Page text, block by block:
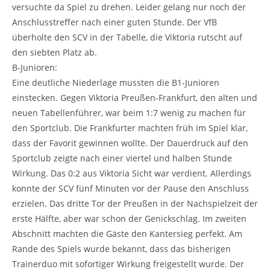
versuchte da Spiel zu drehen. Leider gelang nur noch der
Anschlusstreffer nach einer guten Stunde. Der VfB
überholte den SCV in der Tabelle, die Viktoria rutscht auf
den siebten Platz ab.
B-Junioren:
Eine deutliche Niederlage mussten die B1-Junioren
einstecken. Gegen Viktoria Preußen-Frankfurt, den alten und
neuen Tabellenführer, war beim 1:7 wenig zu machen für
den Sportclub. Die Frankfurter machten früh im Spiel klar,
dass der Favorit gewinnen wollte. Der Dauerdruck auf den
Sportclub zeigte nach einer viertel und halben Stunde
Wirkung. Das 0:2 aus Viktoria Sicht war verdient. Allerdings
konnte der SCV fünf Minuten vor der Pause den Anschluss
erzielen. Das dritte Tor der Preußen in der Nachspielzeit der
erste Hälfte, aber war schon der Genickschlag. Im zweiten
Abschnitt machten die Gäste den Kantersieg perfekt. Am
Rande des Spiels wurde bekannt, dass das bisherigen
Trainerduo mit sofortiger Wirkung freigestellt wurde. Der